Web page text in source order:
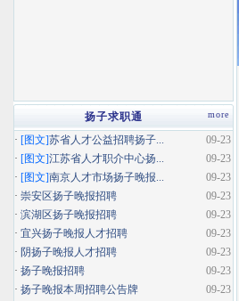
more
扬子求职通
09-23
· [图文]苏省人才公益招聘扬子...
09-23
· [图文]江苏省人才职介中心扬...
09-23
· [图文]南京人才市场扬子晚报...
09-23
· 崇安区扬子晚报招聘
09-23
· 滨湖区扬子晚报招聘
09-23
· 宜兴扬子晚报人才招聘
09-23
· 阴扬子晚报人才招聘
09-23
· 扬子晚报招聘
09-23
· 扬子晚报本周招聘公告牌